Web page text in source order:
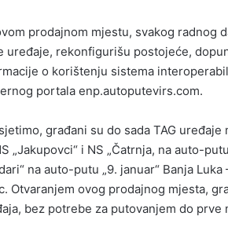
prodajnom mjestu, svakog radnog
uređaje, rekonfigurišu postojeće,
o korištenju sistema
portala enp.autoputevirs.com.
građani su do sada TAG
„Jakupovci“ i NS „Čatrnja, na auto-
na auto-putu „9. januar“ Banja
Otvaranjem ovog prodajnog mjesta,
bez potrebe za putovanjem do prve